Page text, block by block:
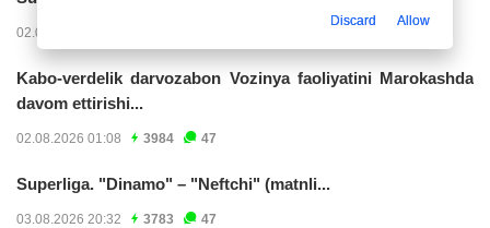
02.08.2026 03:08
Kabo-verdelik darvozabon Vozinya faoliyatini Marokashda
davom ettirishi...
02.08.2026 01:08 3984 47
Superliga. "Dinamo" – "Neftchi" (matnli...
03.08.2026 20:32 3783 47
Discard Allow